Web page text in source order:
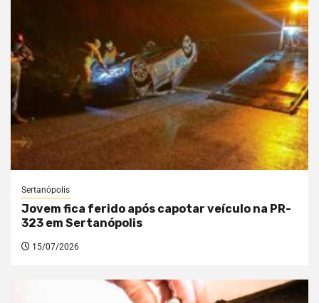
Sertanópolis
Jovem fica ferido após capotar veículo na PR-
323 em Sertanópolis
15/07/2026